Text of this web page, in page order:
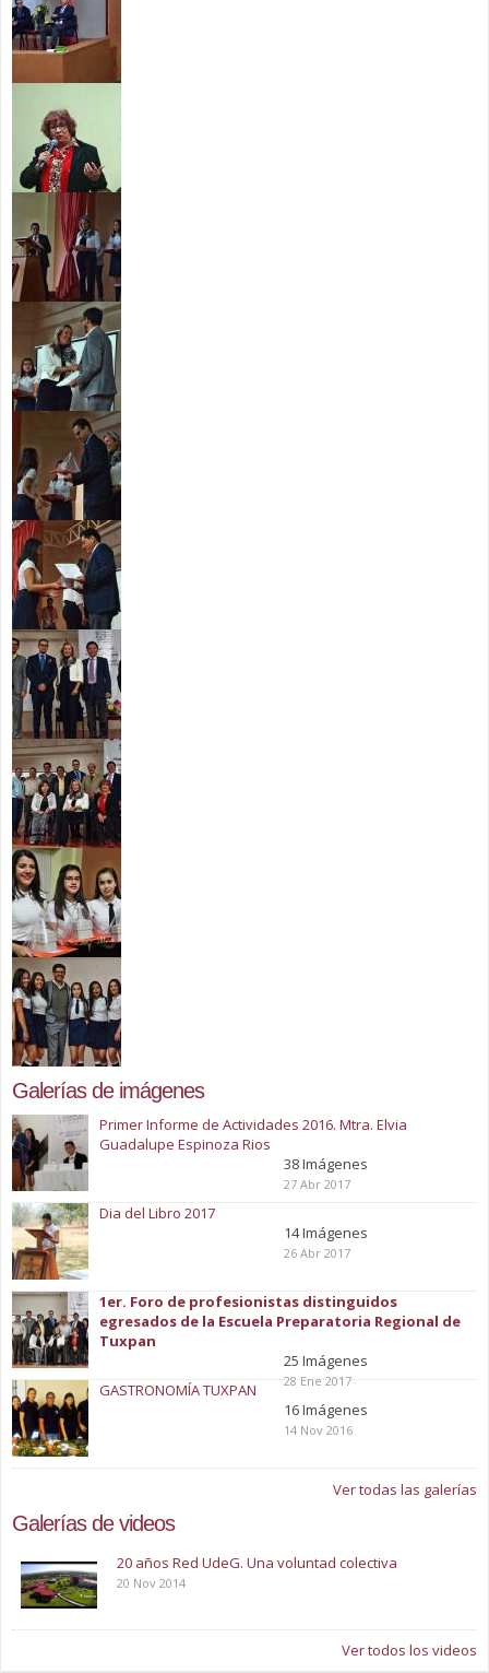
Galerías de imágenes
Primer Informe de Actividades 2016. Mtra. Elvia
Guadalupe Espinoza Rios
38 Imágenes
27 Abr 2017
Dia del Libro 2017
14 Imágenes
26 Abr 2017
1er. Foro de profesionistas distinguidos
egresados de la Escuela Preparatoria Regional de
Tuxpan
25 Imágenes
28 Ene 2017
GASTRONOMÍA TUXPAN
16 Imágenes
14 Nov 2016
Ver todas las galerías
Galerías de videos
20 años Red UdeG. Una voluntad colectiva
20 Nov 2014
Ver todos los videos